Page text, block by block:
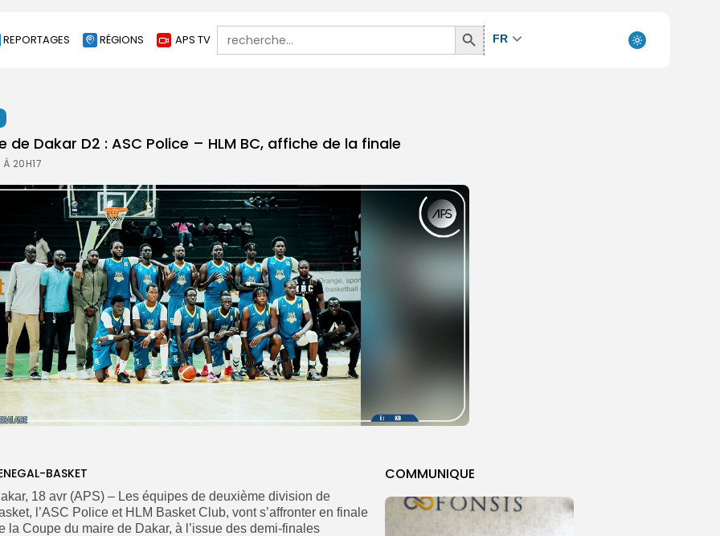
REPORTAGES RÉGIONS APS TV
Search
for:
Search
Button
FR
de Dakar D2 : ASC Police – HLM BC, affiche de la finale
20H17
COMMUNIQUE
BASKET
18 avr (APS) – Les équipes de deuxième division de
l’ASC Police et HLM Basket Club, vont s’affronter en finale
la Coupe du maire de Dakar, à l’issue des demi-finales